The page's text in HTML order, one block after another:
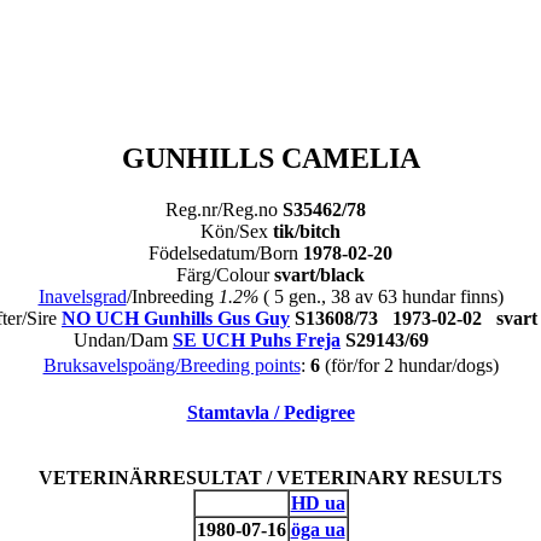
GUNHILLS CAMELIA
Reg.nr/Reg.no S35462/78
Kön/Sex tik/bitch
Födelsedatum/Born 1978-02-20
Färg/Coloursvart/black
Inavelsgrad/Inbreeding 1.2% ( 5 gen., 38 av 63 hundar finns)
Sire NO UCH Gunhills Gus Guy S13608/73 1973-02-02
Undan/Dam SE UCH Puhs Freja S29143/69
Bruksavelspoäng/Breeding points: 6(för/for 2 hundar/dogs)
Stamtavla / Pedigree
VETERINÄRRESULTAT / VETERINARY RESULTS
HD ua
1980-07-16 öga ua